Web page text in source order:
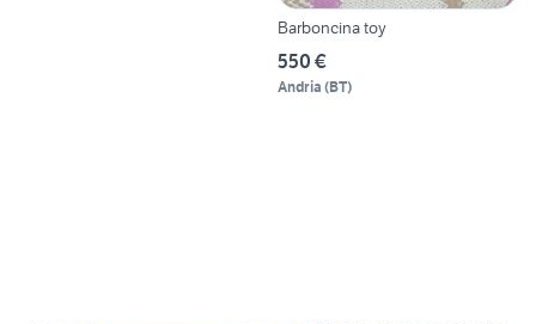
Barboncina toy
550 €
Andria (BT)